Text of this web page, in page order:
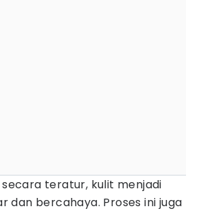
secara teratur, kulit menjadi
dan bercahaya. Proses ini juga